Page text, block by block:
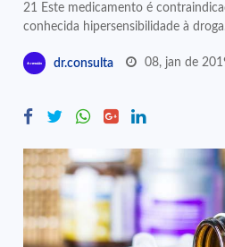
21 Este medicamento é
conhecida hipersensibilidade à
dr.consulta 08, jan de